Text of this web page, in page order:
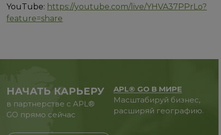
YouTube: https://youtube.com/live/YHVA37PPrLo?
feature=share
НАЧАТЬ КАРЬЕРУ
в партнерстве с APL®
GO прямо сейчас
APL® GO В МИРЕ
Масштабируй бизнес,
расширяй географию.